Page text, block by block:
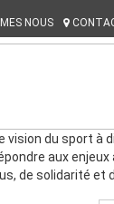
NOUS
vision du sport à
aux
de solidarité et